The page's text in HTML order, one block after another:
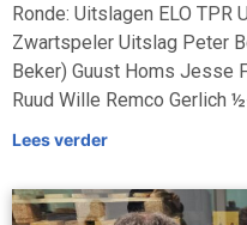
Ronde: Uitslagen ELO
Zwartspeler Uitslag Peter
Beker) Guust Homs Jesse
Ruud Wille Remco Gerlich
Lees verder